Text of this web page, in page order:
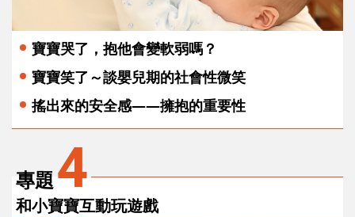
寶寶哭了，抱他會變軟弱嗎？
寶寶笑了～談嬰兒期的社會性微笑
搖出來的安全感——擁抱的重要性
專題4
和小寶寶互動玩遊戲